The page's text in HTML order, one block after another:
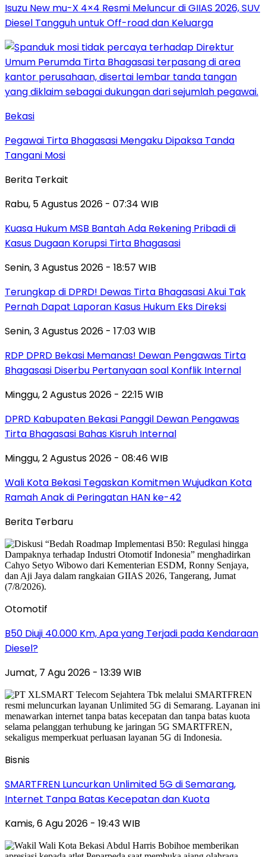
Isuzu New mu-X 4×4 Resmi Meluncur di GIIAS 2026, SUV
Diesel Tangguh untuk Off-road dan Keluarga
Bekasi
Pegawai Tirta Bhagasasi Mengaku Dipaksa Tanda
Tangani Mosi
Berita Terkait
Rabu, 5 Agustus 2026 - 07:34 WIB
Kuasa Hukum MSB Bantah Ada Rekening Pribadi di
Kasus Dugaan Korupsi Tirta Bhagasasi
Senin, 3 Agustus 2026 - 18:57 WIB
Terungkap di DPRD! Dewas Tirta Bhagasasi Akui Tak
Pernah Dapat Laporan Kasus Hukum Eks Direksi
Senin, 3 Agustus 2026 - 17:03 WIB
RDP DPRD Bekasi Memanas! Dewan Pengawas Tirta
Bhagasasi Diserbu Pertanyaan soal Konflik Internal
Minggu, 2 Agustus 2026 - 22:15 WIB
DPRD Kabupaten Bekasi Panggil Dewan Pengawas
Tirta Bhagasasi Bahas Kisruh Internal
Minggu, 2 Agustus 2026 - 08:46 WIB
Wali Kota Bekasi Tegaskan Komitmen Wujudkan Kota
Ramah Anak di Peringatan HAN ke-42
Berita Terbaru
Otomotif
B50 Diuji 40.000 Km, Apa yang Terjadi pada Kendaraan
Diesel?
Jumat, 7 Agu 2026 - 13:39 WIB
Bisnis
SMARTFREN Luncurkan Unlimited 5G di Semarang,
Internet Tanpa Batas Kecepatan dan Kuota
Kamis, 6 Agu 2026 - 19:43 WIB